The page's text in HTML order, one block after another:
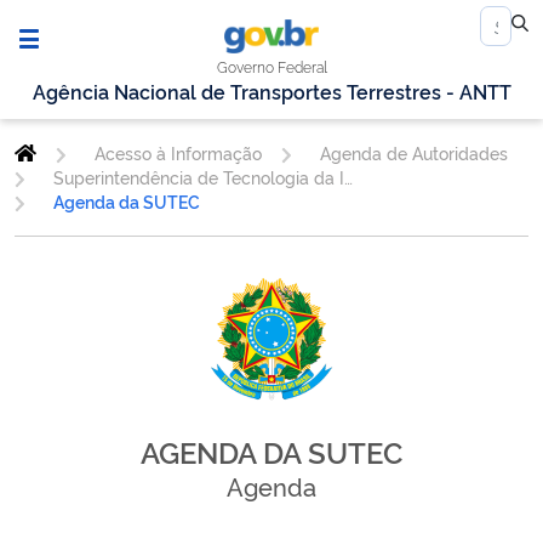
Governo Federal
Agência Nacional de Transportes Terrestres - ANTT
Acesso à Informação
Agenda de Autoridades
Agenda da SUTEC
AGENDA DA SUTEC
Agenda